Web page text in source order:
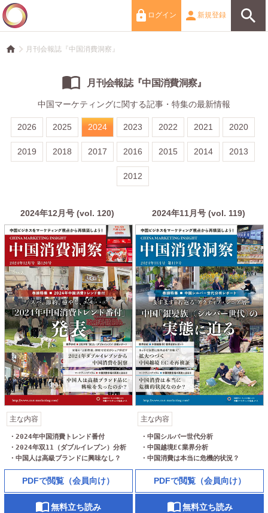
新規登録
ログイン
月刊会報誌『中国消費洞察』
月刊会報誌『中国消費洞察』
中国マーケティングに関する記事・特集の最新情報
2026 2025 2024 2023 2022 2021 2020
2019 2018 2017 2016 2015 2014 2013
2012
2024年12月号 (vol. 120)
主な内容
・2024年中国消費トレンド番付
・2024年双11（ダブルイレブン）分析
・中国人は高級ブランドに興味なし？
PDFで閲覧（会員向け）
無料立ち読み
2024年11月号 (vol. 119)
主な内容
・中国シルバー世代分析
・中国越境EC業界分析
・中国消費は本当に危機的状況？
PDFで閲覧（会員向け）
無料立ち読み